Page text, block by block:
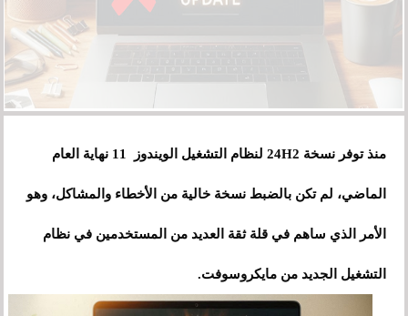
منذ توفر نسخة 24H2 لنظام التشغيل الويندوز 11 نهاية العام
الماضي، لم تكن بالضبط نسخة خالية من الأخطاء والمشاكل، وهو
الأمر الذي ساهم في قلة ثقة العديد من المستخدمين في نظام
التشغيل الجديد من مايكروسوفت.